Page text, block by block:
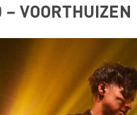
VOORTHUIZEN